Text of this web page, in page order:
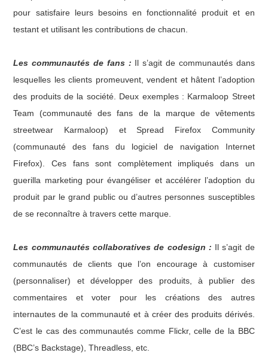
pour satisfaire leurs besoins en fonctionnalité produit et en
testant et utilisant les contributions de chacun.
Les communautés de fans : Il s’agit de communautés dans
lesquelles les clients promeuvent, vendent et hâtent l’adoption
des produits de la société. Deux exemples : Karmaloop Street
Team (communauté des fans de la marque de vêtements
streetwear Karmaloop) et Spread Firefox Community
(communauté des fans du logiciel de navigation Internet
Firefox). Ces fans sont complètement impliqués dans un
guerilla marketing pour évangéliser et accélérer l’adoption du
produit par le grand public ou d’autres personnes susceptibles
de se reconnaître à travers cette marque.
Les communautés collaboratives de codesign : Il s’agit de
communautés de clients que l’on encourage à customiser
(personnaliser) et développer des produits, à publier des
commentaires et voter pour les créations des autres
internautes de la communauté et à créer des produits dérivés.
C’est le cas des communautés comme Flickr, celle de la BBC
(BBC’s Backstage), Threadless, etc.